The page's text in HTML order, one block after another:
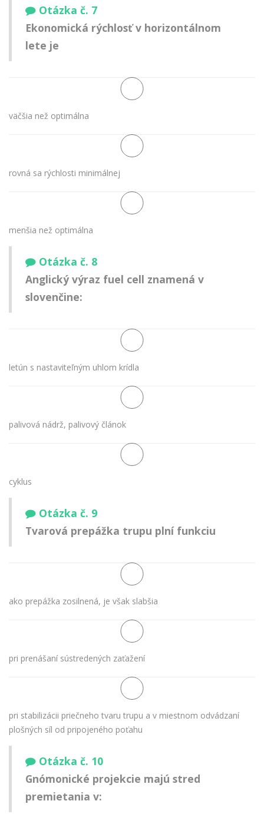
Otázka č. 7
Ekonomická rýchlosť v horizontálnom
lete je
väčšia než optimálna
rovná sa rýchlosti minimálnej
menšia než optimálna
Otázka č. 8
Anglický výraz fuel cell znamená v
slovenčine:
letún s nastaviteľným uhlom krídla
palivová nádrž, palivový článok
cyklus
Otázka č. 9
Tvarová prepážka trupu plní funkciu
ako prepážka zosilnená, je však slabšia
pri prenášaní sústredených zaťažení
pri stabilizácii priečneho tvaru trupu a v miestnom odvádzaní
plošných síl od pripojeného poťahu
Otázka č. 10
Gnómonické projekcie majú stred
premietania v: